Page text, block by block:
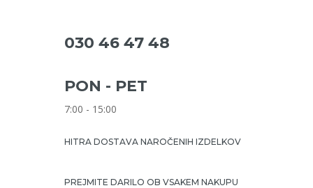
030 46 47 48
PON - PET
7:00 - 15:00
HITRA DOSTAVA NAROČENIH IZDELKOV
PREJMITE DARILO OB VSAKEM NAKUPU